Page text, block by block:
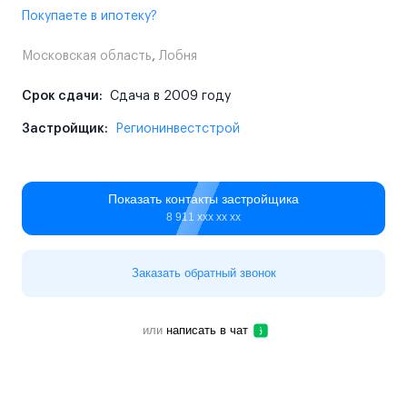
Покупаете в ипотеку?
Московская область, Лобня
Срок сдачи: Сдача в 2009 году
Застройщик: Регионинвестстрой
Показать контакты застройщика
8 911 ххх хх хх
Заказать обратный звонок
или написать в чат